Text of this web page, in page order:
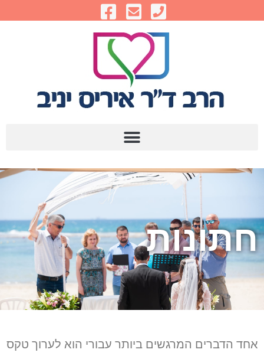
חתונות
אחד הדברים המרגשים ביותר עבורי הוא לערוך טקס